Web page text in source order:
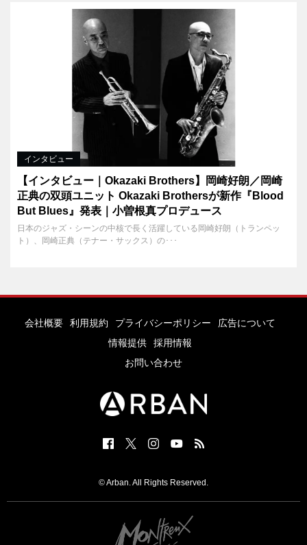
インタビュー
【インタビュー｜Okazaki Brothers】岡崎好朗／岡崎
正典の双頭ユニット Okazaki Brothersが新作『Blood
But Blues』発表｜小曽根真プロデュース
日本のジャズ・シーンの中核で長く活躍している岡崎好朗（トランペッ
ト）、岡崎正典（テナー・サックス）の･･･
会社概要 利用規約 プライバシーポリシー
広告について
情報提供
採用情報
お問い合わせ
© Arban. All Rights Reserved.